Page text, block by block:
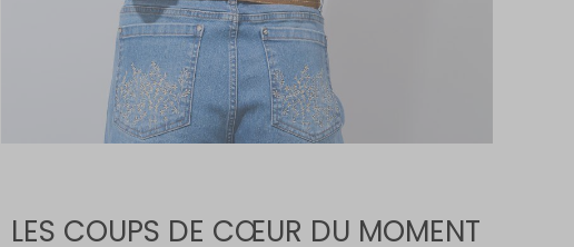
LES COUPS DE CŒUR DU MOMENT